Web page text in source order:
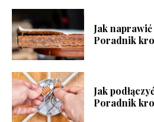
Jak
Poradnik
Jak
Poradnik